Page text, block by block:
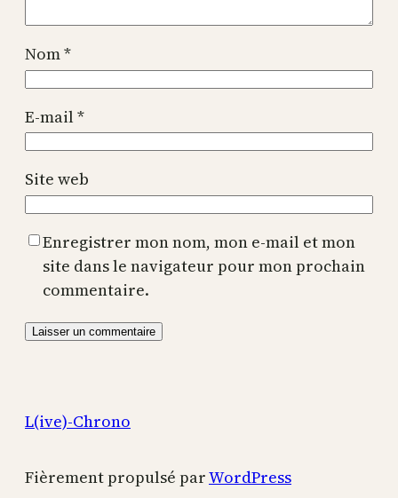
Nom*
E-mail*
Site web
Enregistrer mon nom, mon e-mail et mon
site dans le navigateur pour mon prochain
commentaire.
L(ive)-Chrono
Fièrement propulsé parWordPress